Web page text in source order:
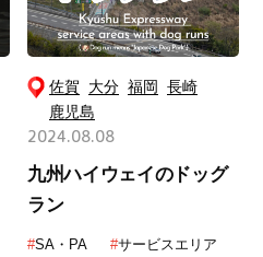
佐賀 大分 福岡 長崎
鹿児島
2024.08.08
九州ハイウェイのドッグ
ラン
#SA・PA #サービスエリア